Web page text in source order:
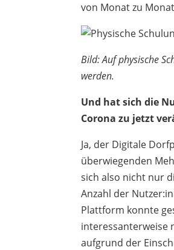
von Monat zu
Bild: Auf physische
werden.
Und hat sich die
Corona zu jetzt
Ja, der Digitale
überwiegenden
sich also nicht nur
Anzahl der
Plattform konnte
interessanterweise
aufgrund der